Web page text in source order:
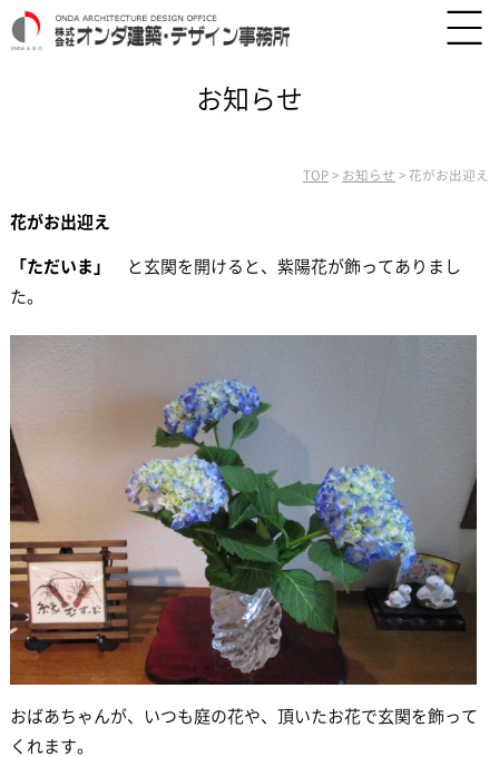
お知らせ
TOP > お知らせ >花がお出迎え
花がお出迎え
「ただいま」
と玄関を開けると、紫陽花が飾ってありまし
た。
おばあちゃんが、いつも庭の花や、頂いたお花で玄関を飾って
くれます。